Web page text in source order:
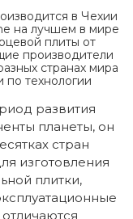
в Чехии
на лучшем в мире
плиты от
производители
странах мира
технологии
развития
планеты, он
стран
изготовления
плитки,